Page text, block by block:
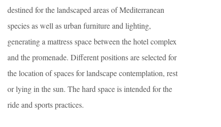
destined for the landscaped areas of Mediterranean
species as well as urban furniture and lighting,
generating a mattress space between the hotel complex
and the promenade. Different positions are selected for
the location of spaces for landscape contemplation, rest
or lying in the sun. The hard space is intended for the
ride and sports practices.